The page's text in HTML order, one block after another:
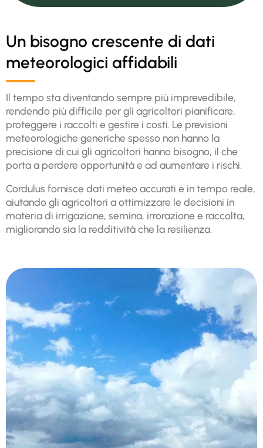
Un bisogno crescente di dati
meteorologici affidabili
Il tempo sta diventando sempre più imprevedibile,
rendendo più difficile per gli agricoltori pianificare,
proteggere i raccolti e gestire i costi. Le previsioni
meteorologiche generiche spesso non hanno la
precisione di cui gli agricoltori hanno bisogno, il che
porta a perdere opportunità e ad aumentare i rischi.
Cordulus fornisce dati meteo accurati e in tempo reale,
aiutando gli agricoltori a ottimizzare le decisioni in
materia di irrigazione, semina, irrorazione e raccolta,
migliorando sia la redditività che la resilienza.